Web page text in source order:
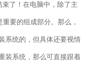
了！在电脑中，除了主
要的组成部分。那么，
系统的，但具体还要视情
装系统，那么可直接跟着